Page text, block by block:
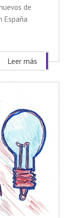
de
España
Leer más